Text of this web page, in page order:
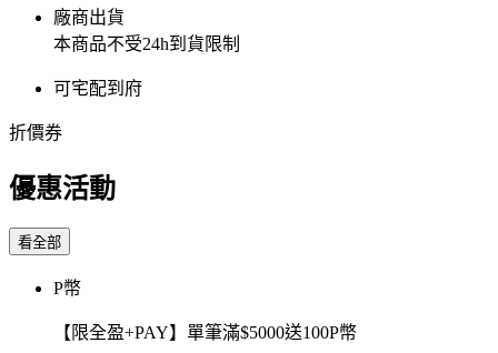
廠商出貨
本商品不受24h到貨限制
可宅配到府
折價券
優惠活動
看全部
P幣
【限全盈+PAY】單筆滿$5000送100P幣